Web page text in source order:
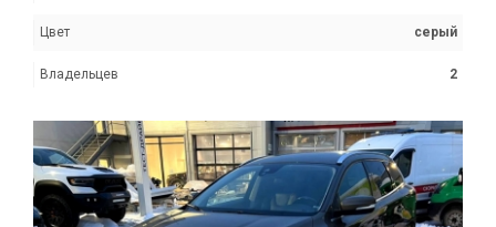
Цвет серый
Владельцев 2